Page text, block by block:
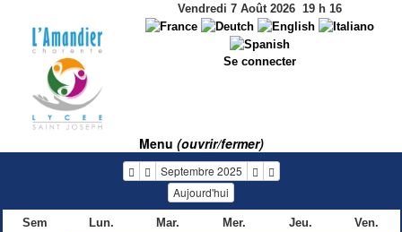
Vendredi 7 Août 2026 19 h 16
Se connecter
Menu (ouvrir/fermer)
Septembre 2025
Aujourd'hui
Sem Lun. Mar. Mer. Jeu.
Ven.